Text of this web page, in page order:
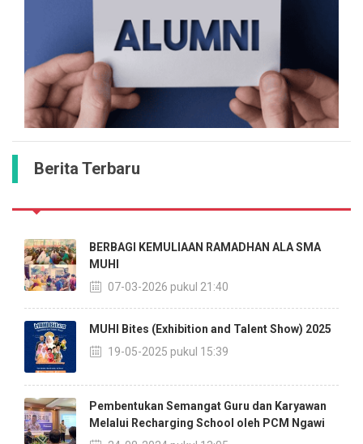
Berita Terbaru
BERBAGI KEMULIAAN RAMADHAN ALA SMA
MUHI
07-03-2026 pukul 21:40
MUHI Bites (Exhibition and Talent Show) 2025
19-05-2025 pukul 15:39
Pembentukan Semangat Guru dan Karyawan
Melalui Recharging School oleh PCM Ngawi